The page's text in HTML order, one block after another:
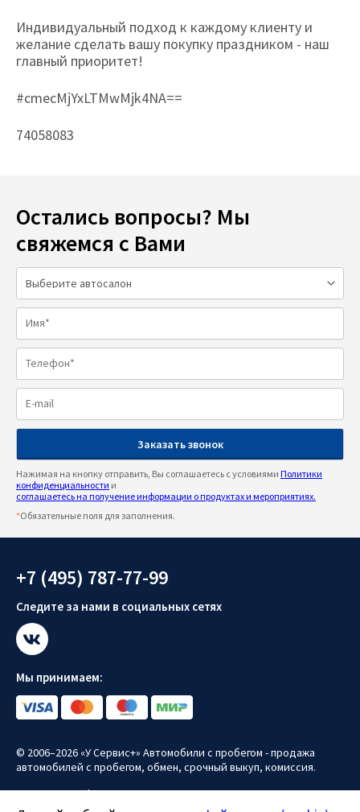
Индивидуальный подход к каждому клиенту и
желание сделать вашу покупку праздником - наш
главный приоритет!
#cmecMjYxLTMwMjk4NA==
74058083
Остались вопросы? Мы
свяжемся с Вами
Нажимая на кнопку отправить, Вы соглашаетесь с условиями Политики
конфиденциальности и
соглашаетесь на получение информации о продуктах и мероприятиях.
*Обязательные поля для заполнения.
+7 (495) 787-77-99
Следите за нами в социальных сетях
Мы принимаем:
© 2006–2026 «У Сервис+» Автомобили с пробегом - продажа
автомобилей с пробегом, обмен, срочный выкуп, комиссия.
Политика конфиденциальности